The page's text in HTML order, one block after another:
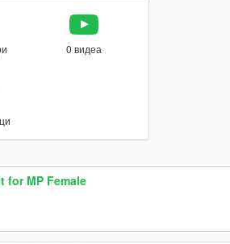
0 видеа
for MP Female